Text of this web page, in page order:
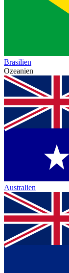
Brasilien
Ozeanien
Australien